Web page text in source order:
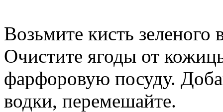
Возьмите кисть зеленого
Очистите ягоды от
фарфоровую посуду.
водки, перемешайте.